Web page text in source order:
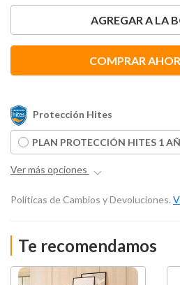
AGREGAR A LA
COMPRAR
Protección Hites
PLAN PROTECCIÓN HITES 1
Ver más opciones
Políticas de Cambios y Devoluciones.
Te recomendamos